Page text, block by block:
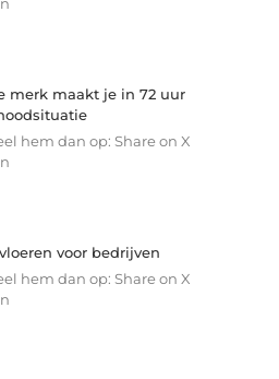
merk maakt je in 72 uur
hem dan op: Share on X
voor bedrijven
hem dan op: Share on X